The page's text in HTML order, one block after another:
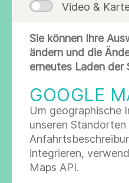
E-Mail *
Datenschutz *
Video &
Sie können Ihre
ändern und die
erneutes Laden der
GOOGLE
Um geographische
unseren
integrieren,
Maps API.